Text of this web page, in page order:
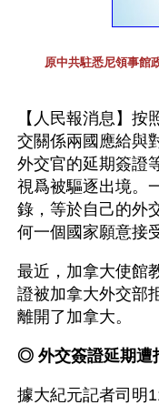
原中共駐悉尼領事館
【人民報消息】
交關係兩國應給與
外交官的延期簽證
視爲被驅逐出境。
錄，等於自己的外
何一個國家願意接
最近，加拿大使館
證被加拿大外交部
離開了加拿大。
◎ 外交簽證延期遭
據大紀元記者司明